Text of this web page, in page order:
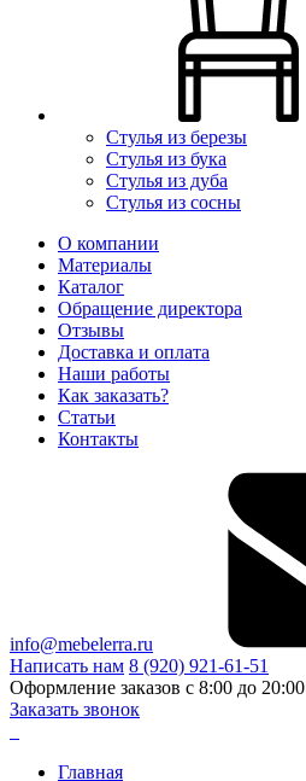
Стулья из березы
Стулья из бука
Стулья из дуба
Стулья из сосны
О компании
Материалы
Каталог
Обращение директора
Отзывы
Доставка и оплата
Наши работы
Как заказать?
Статьи
Контакты
info@mebelerra.ru
Написать нам 8 (920) 921-61-51
Оформление заказов с 8:00 до 20:00
Заказать звонок
Главная